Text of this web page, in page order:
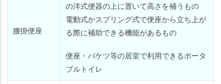
腰掛便座
の洋式便器の上に置いて高さを補うもの
電動式かスプリング式で便座から立ち上が
る際に補助できる機能があるもの
便座・バケツ等の居室で利用できるポータ
ブルトイレ